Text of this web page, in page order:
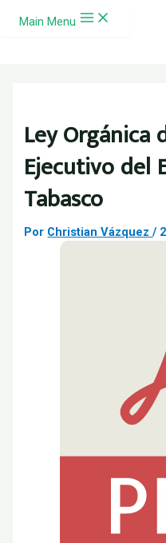
Ir al contenido
Main Menu
Ley Orgánica
Ejecutivo del
Tabasco
Por Christian Vázquez/